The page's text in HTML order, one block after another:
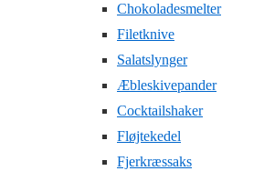
Chokoladesmelter
Filetknive
Salatslynger
Æbleskivepander
Cocktailshaker
Fløjtekedel
Fjerkræssaks